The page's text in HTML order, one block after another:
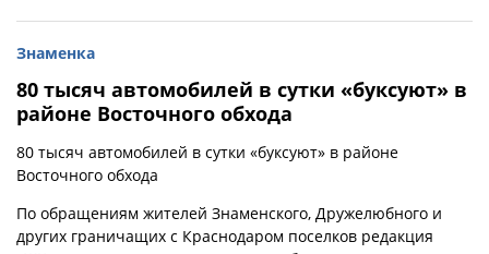
Знаменка
80 тысяч автомобилей в сутки «буксуют» в
районе Восточного обхода
80 тысяч автомобилей в сутки «буксуют» в районе
Восточного обхода
По обращениям жителей Знаменского, Дружелюбного и
других граничащих с Краснодаром поселков редакция